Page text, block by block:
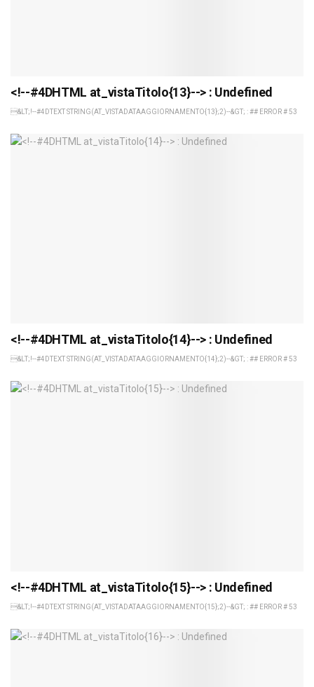
<!--#4DHTML at_vistaTitolo{13}--> : Undefined
&LT;!--#4DTEXT STRING(AT_VISTADATAAGGIORNAMENTO{13};2)--&GT; : ## ERROR # 53
<!--#4DHTML at_vistaTitolo{14}--> : Undefined
&LT;!--#4DTEXT STRING(AT_VISTADATAAGGIORNAMENTO{14};2)--&GT; : ## ERROR # 53
<!--#4DHTML at_vistaTitolo{15}--> : Undefined
&LT;!--#4DTEXT STRING(AT_VISTADATAAGGIORNAMENTO{15};2)--&GT; : ## ERROR # 53